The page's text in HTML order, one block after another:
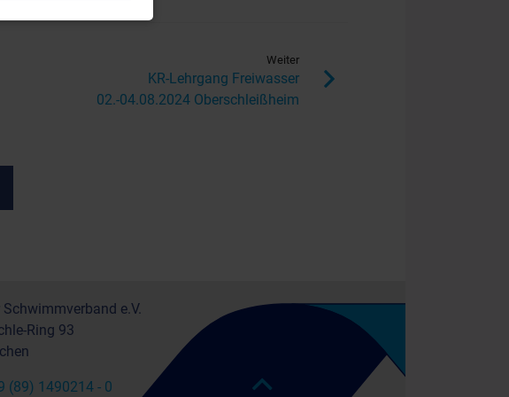
Weiter
KR-Lehrgang Freiwasser
02.-04.08.2024 Oberschleißheim
e.V.
Ring 93
(89) 1490214 - 0